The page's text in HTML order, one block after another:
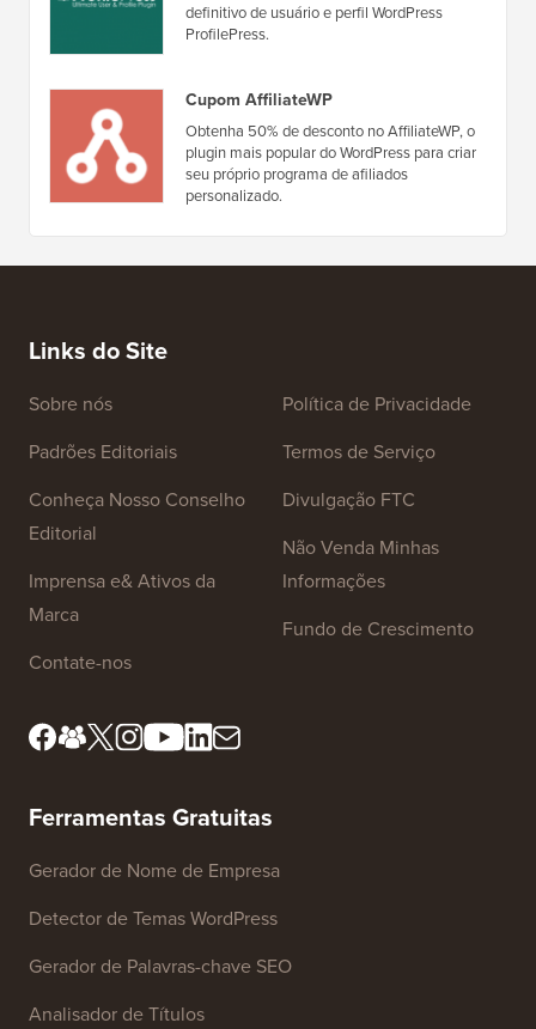
definitivo de usuário e perfil WordPress
ProfilePress.
Cupom AffiliateWP
Obtenha 50% de desconto no AffiliateWP, o
plugin mais popular do WordPress para criar
seu próprio programa de afiliados
personalizado.
Links do Site
Sobre nós
Padrões Editoriais
Conheça Nosso Conselho
Editorial
Imprensa e& Ativos da
Marca
Contate-nos
Política de Privacidade
Termos de Serviço
Divulgação FTC
Não Venda Minhas
Informações
Fundo de Crescimento
Ferramentas Gratuitas
Gerador de Nome de Empresa
Detector de Temas WordPress
Gerador de Palavras-chave SEO
Analisador de Títulos